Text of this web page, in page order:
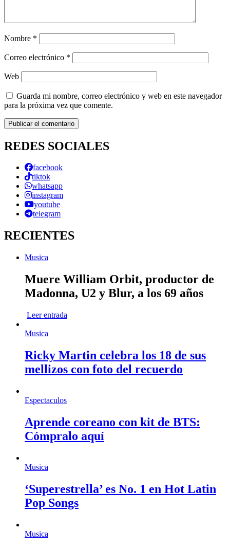
Nombre *
Correo electrónico *
Web
Guarda mi nombre, correo electrónico y web en este navegador
para la próxima vez que comente.
REDES SOCIALES
facebook
tiktok
whatsapp
instagram
youtube
telegram
RECIENTES
Musica
Muere William Orbit, productor de
Madonna, U2 y Blur, a los 69 años
Leer entrada
Musica
Ricky Martin celebra los 18 de sus
mellizos con foto del recuerdo
Espectaculos
Aprende coreano con kit de BTS:
Cómpralo aquí
Musica
‘Superestrella’ es No. 1 en Hot Latin
Pop Songs
Musica